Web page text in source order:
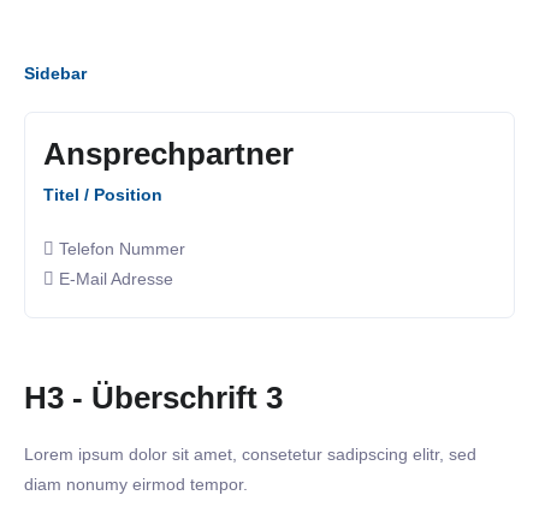
Sidebar
Ansprechpartner
Titel / Position
Telefon Nummer
E-Mail Adresse
H3 - Überschrift 3
Lorem ipsum dolor sit amet, consetetur sadipscing elitr, sed
diam nonumy eirmod tempor.